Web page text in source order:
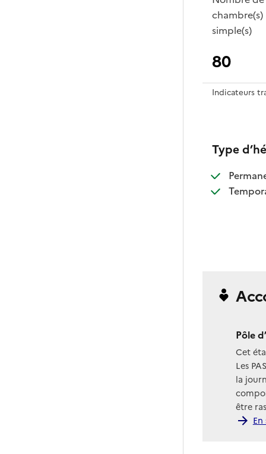
chambre(s)
simple(s)
80
Indicateurs
Type
:
Pôle
Cet
Les
la
être